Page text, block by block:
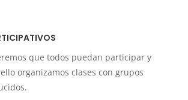
que todos puedan participar y
organizamos clases con grupos